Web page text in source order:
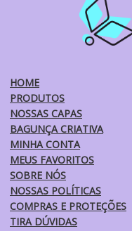
HOME
PRODUTOS
NOSSAS CAPAS
BAGUNÇA CRIATIVA
MINHA CONTA
MEUS FAVORITOS
SOBRE NÓS
NOSSAS POLÍTICAS
COMPRAS E PROTEÇÕES
TIRA DÚVIDAS